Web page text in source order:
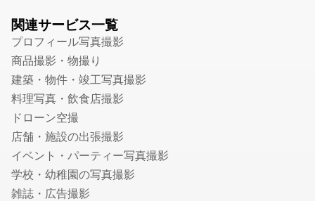
生前贈与に強い税理士
社会保険労務士
就業規則・社内規定・36協定作成の社労士
入退社・保険手続きの社労士
顧問社労士
年度更新・算定基礎の社労士
弁理士
特許事務所・特許出願に強い弁理士
関連サービス一覧
プロフィール写真撮影
商品撮影・物撮り
建築・物件・竣工写真撮影
料理写真・飲食店撮影
ドローン空撮
店舗・施設の出張撮影
イベント・パーティー写真撮影
学校・幼稚園の写真撮影
雑誌・広告撮影